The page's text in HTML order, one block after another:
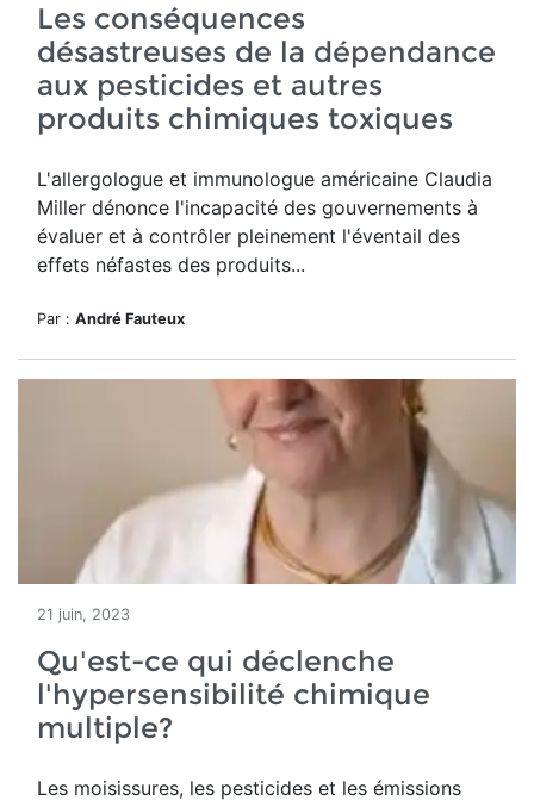
Les conséquences
désastreuses de la dépendance
aux pesticides et autres
produits chimiques toxiques
L'allergologue et immunologue américaine Claudia
Miller dénonce l'incapacité des gouvernements à
évaluer et à contrôler pleinement l'éventail des
effets néfastes des produits...
Par : André Fauteux
21 juin, 2023
Qu'est-ce qui déclenche
l'hypersensibilité chimique
multiple?
Les moisissures, les pesticides et les émissions